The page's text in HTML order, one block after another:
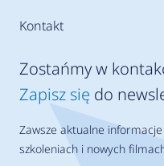
Kontakt
Zostańmy w
Zapisz się do
Zawsze aktualne
szkoleniach i nowych